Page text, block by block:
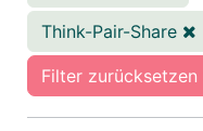
Think-Pair-Share
Filter zurücksetzen